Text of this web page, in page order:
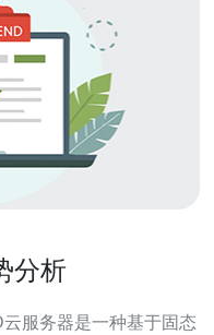
分析